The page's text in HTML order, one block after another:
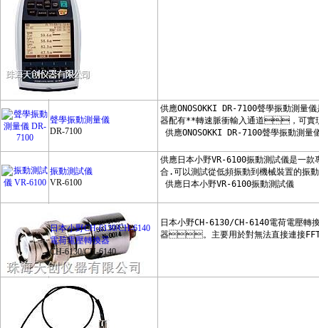
瑞士徠卡迪士通LEICA DISTO
德國施密特SCHMIDT
日本美能達KONICA
MINOLTA
日本日置HIOKI
美國愛色麗X-rite
美國福祿克FLUKE
日本加野麥克斯Kanomax
日本理音RION
日本共立Kyoritsu
日本萬用MULTI
德國德圖TESTO
聲學振動測量儀
DR-7100
振動測試儀
VR-6100
日本小野CH-6130/CH-6140
電荷電壓轉換器
CH-6130/CH-6140